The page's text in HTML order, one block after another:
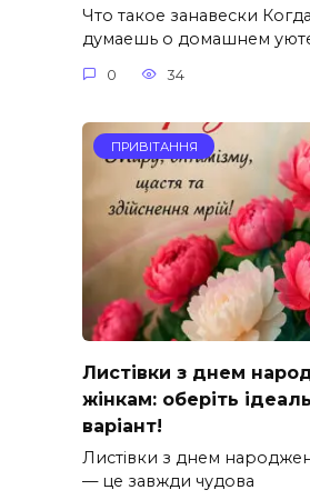
Что такое занавески
думаешь о домашнем
0 34
ПРИВІТАННЯ
Листівки з днем
жінкам: оберіть
варіант!
Листівки з днем
— це завжди чудова